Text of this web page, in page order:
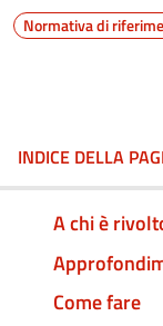
Normativa di
INDICE DELLA
A chi è
Come fare